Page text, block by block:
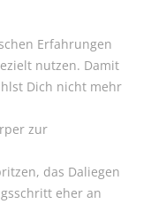
Erfahrungen
nutzen. Damit
Dich nicht mehr
zur
das Daliegen
eher an